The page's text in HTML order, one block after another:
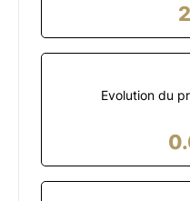
Evolution du